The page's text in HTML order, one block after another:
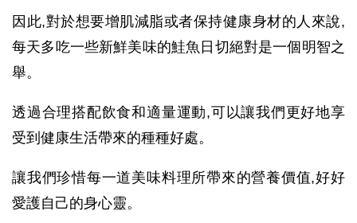
因此,對於想要增肌減脂或者保持健康身材的人來說,
每天多吃一些新鮮美味的鮭魚日切絕對是一個明智之
舉。
透過合理搭配飲食和適量運動,可以讓我們更好地享
受到健康生活帶來的種種好處。
讓我們珍惜每一道美味料理所帶來的營養價值,好好
愛護自己的身心靈。